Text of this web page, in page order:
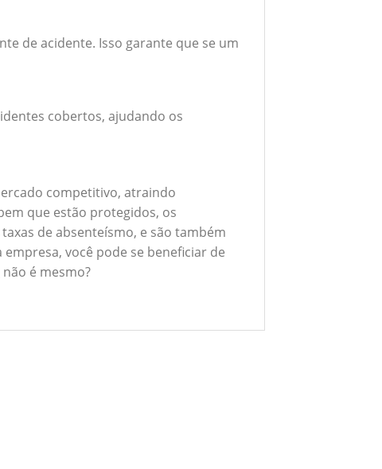
de acidente. Isso garante que se um
cobertos, ajudando os
competitivo, atraindo
que estão protegidos, os
de absenteísmo, e são também
você pode se beneficiar de
é mesmo?